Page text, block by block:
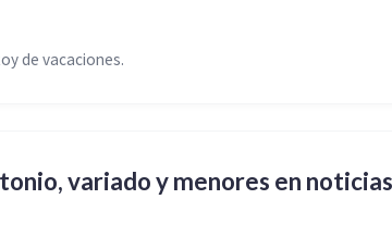
de vacaciones.
variado y menores en noticias